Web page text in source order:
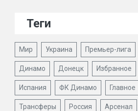
Теги
Мир Украина Премьер-лига
Динамо Донецк Избранное
Испания ФК Динамо Главное
Трансферы Россия Арсенал